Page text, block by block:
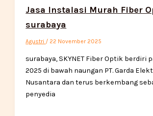
Jasa Instalasi Murah Fiber
surabaya
Agustri / 22 November 2025
surabaya, SKYNET Fiber Optik berdiri
2025 di bawah naungan PT. Garda
Nusantara dan terus berkembang
penyedia